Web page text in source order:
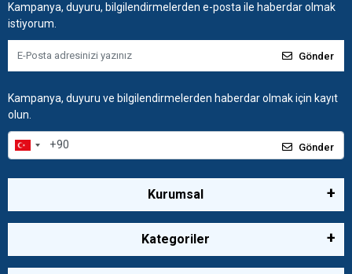
Kampanya, duyuru, bilgilendirmelerden e-posta ile haberdar olmak
istiyorum.
Gönder
Kampanya, duyuru ve bilgilendirmelerden haberdar olmak için kayıt
olun.
Gönder
Kurumsal
Kategoriler